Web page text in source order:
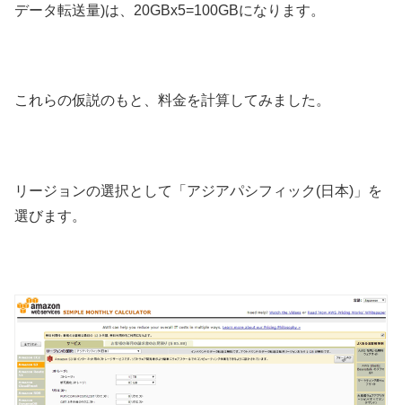
データ転送量)は、20GBx5=100GBになります。
これらの仮説のもと、料金を計算してみました。
リージョンの選択として「アジアパシフィック(日本)」を
選びます。